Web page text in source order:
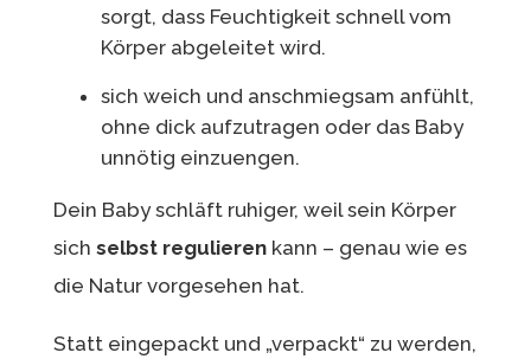
sorgt, dass Feuchtigkeit schnell vom
Körper abgeleitet wird.
sich weich und anschmiegsam anfühlt,
ohne dick aufzutragen oder das Baby
unnötig einzuengen.
Dein Baby schläft ruhiger, weil sein Körper
sich selbst regulierenkann – genau wie es
die Natur vorgesehen hat.
Statt eingepackt und „verpackt“ zu werden,